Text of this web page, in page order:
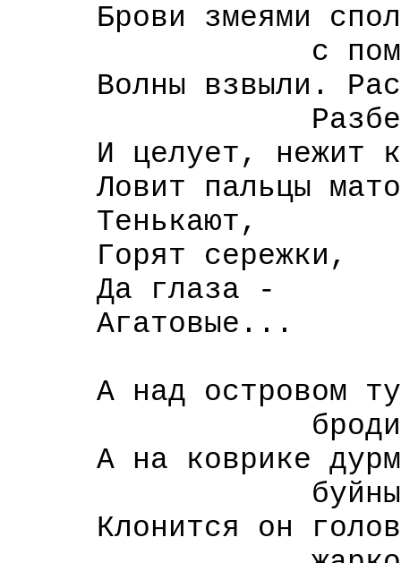
Брови змеями
с
Волны взвыли.
Разбежались
И целует, нежит
Ловит пальцы
Тенькают,
Горят сережки,
Да глаза -
Агатовые...
А над островом
бродит
А на коврике
буйный
Клонится он